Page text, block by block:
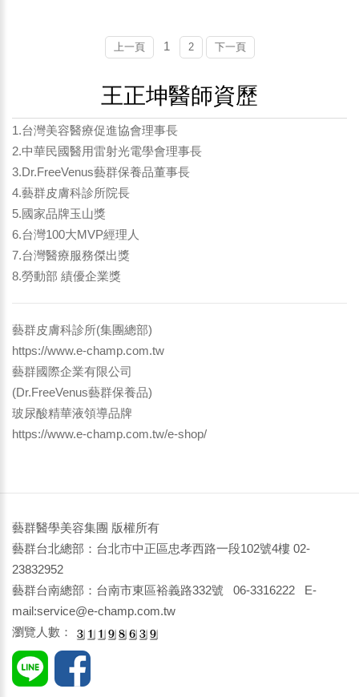
上一頁 1 2 下一頁
王正坤醫師資歷
1.台灣美容醫療促進協會理事長
2.中華民國醫用雷射光電學會理事長
3.Dr.FreeVenus藝群保養品董事長
4.藝群皮膚科診所院長
5.國家品牌玉山獎
6.台灣100大MVP經理人
7.台灣醫療服務傑出獎
8.勞動部 績優企業獎
藝群皮膚科診所(集團總部)
https://www.e-champ.com.tw
藝群國際企業有限公司
(Dr.FreeVenus藝群保養品)
玻尿酸精華液領導品牌
https://www.e-champ.com.tw/e-shop/
藝群醫學美容集團 版權所有
藝群台北總部：台北市中正區忠孝西路一段102號4樓 02-
23832952
藝群台南總部：台南市東區裕義路332號 06-3316222 E-
mail:service@e-champ.com.tw
瀏覽人數：